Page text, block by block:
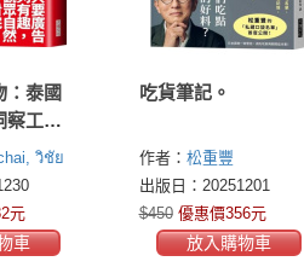
：泰國
察工作
วิชัย
元
車
吃貨筆記。
作者： 松重豐
出版日：20251201
$450 優惠價356元
放入購物車